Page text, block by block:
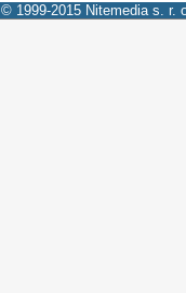
© 1999-2015 Nitemedia s. r.